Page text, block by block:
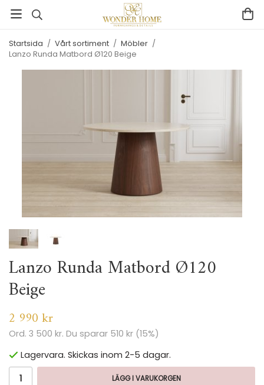
Startsida / Vårt sortiment / Möbler /
Lanzo Runda Matbord Ø120 Beige
Lanzo Runda Matbord Ø120
Beige
2 990 kr
Ord. 3 500 kr. Du sparar 510 kr (15%)
Lagervara. Skickas inom 2-5 dagar.
LÄGG I VARUKORGEN